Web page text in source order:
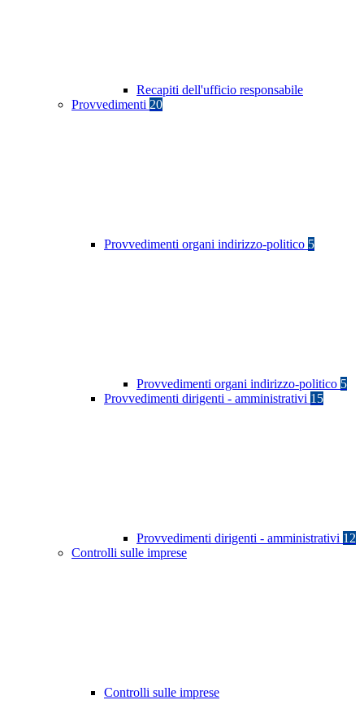
Recapiti dell'ufficio responsabile
Provvedimenti 20
Provvedimenti organi indirizzo-politico 5
Provvedimenti organi indirizzo-politico 5
Provvedimenti dirigenti - amministrativi 15
Provvedimenti dirigenti - amministrativi 12
Controlli sulle imprese
Controlli sulle imprese